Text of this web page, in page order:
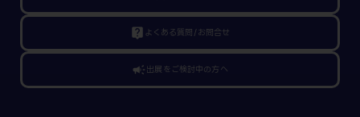
live_help よくある質問/お問合せ
campaign出展をご検討中の方へ